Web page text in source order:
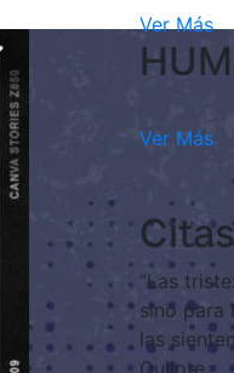
Ver Más
Ver Más
Citas
“Las
sino para
las
Quijote.